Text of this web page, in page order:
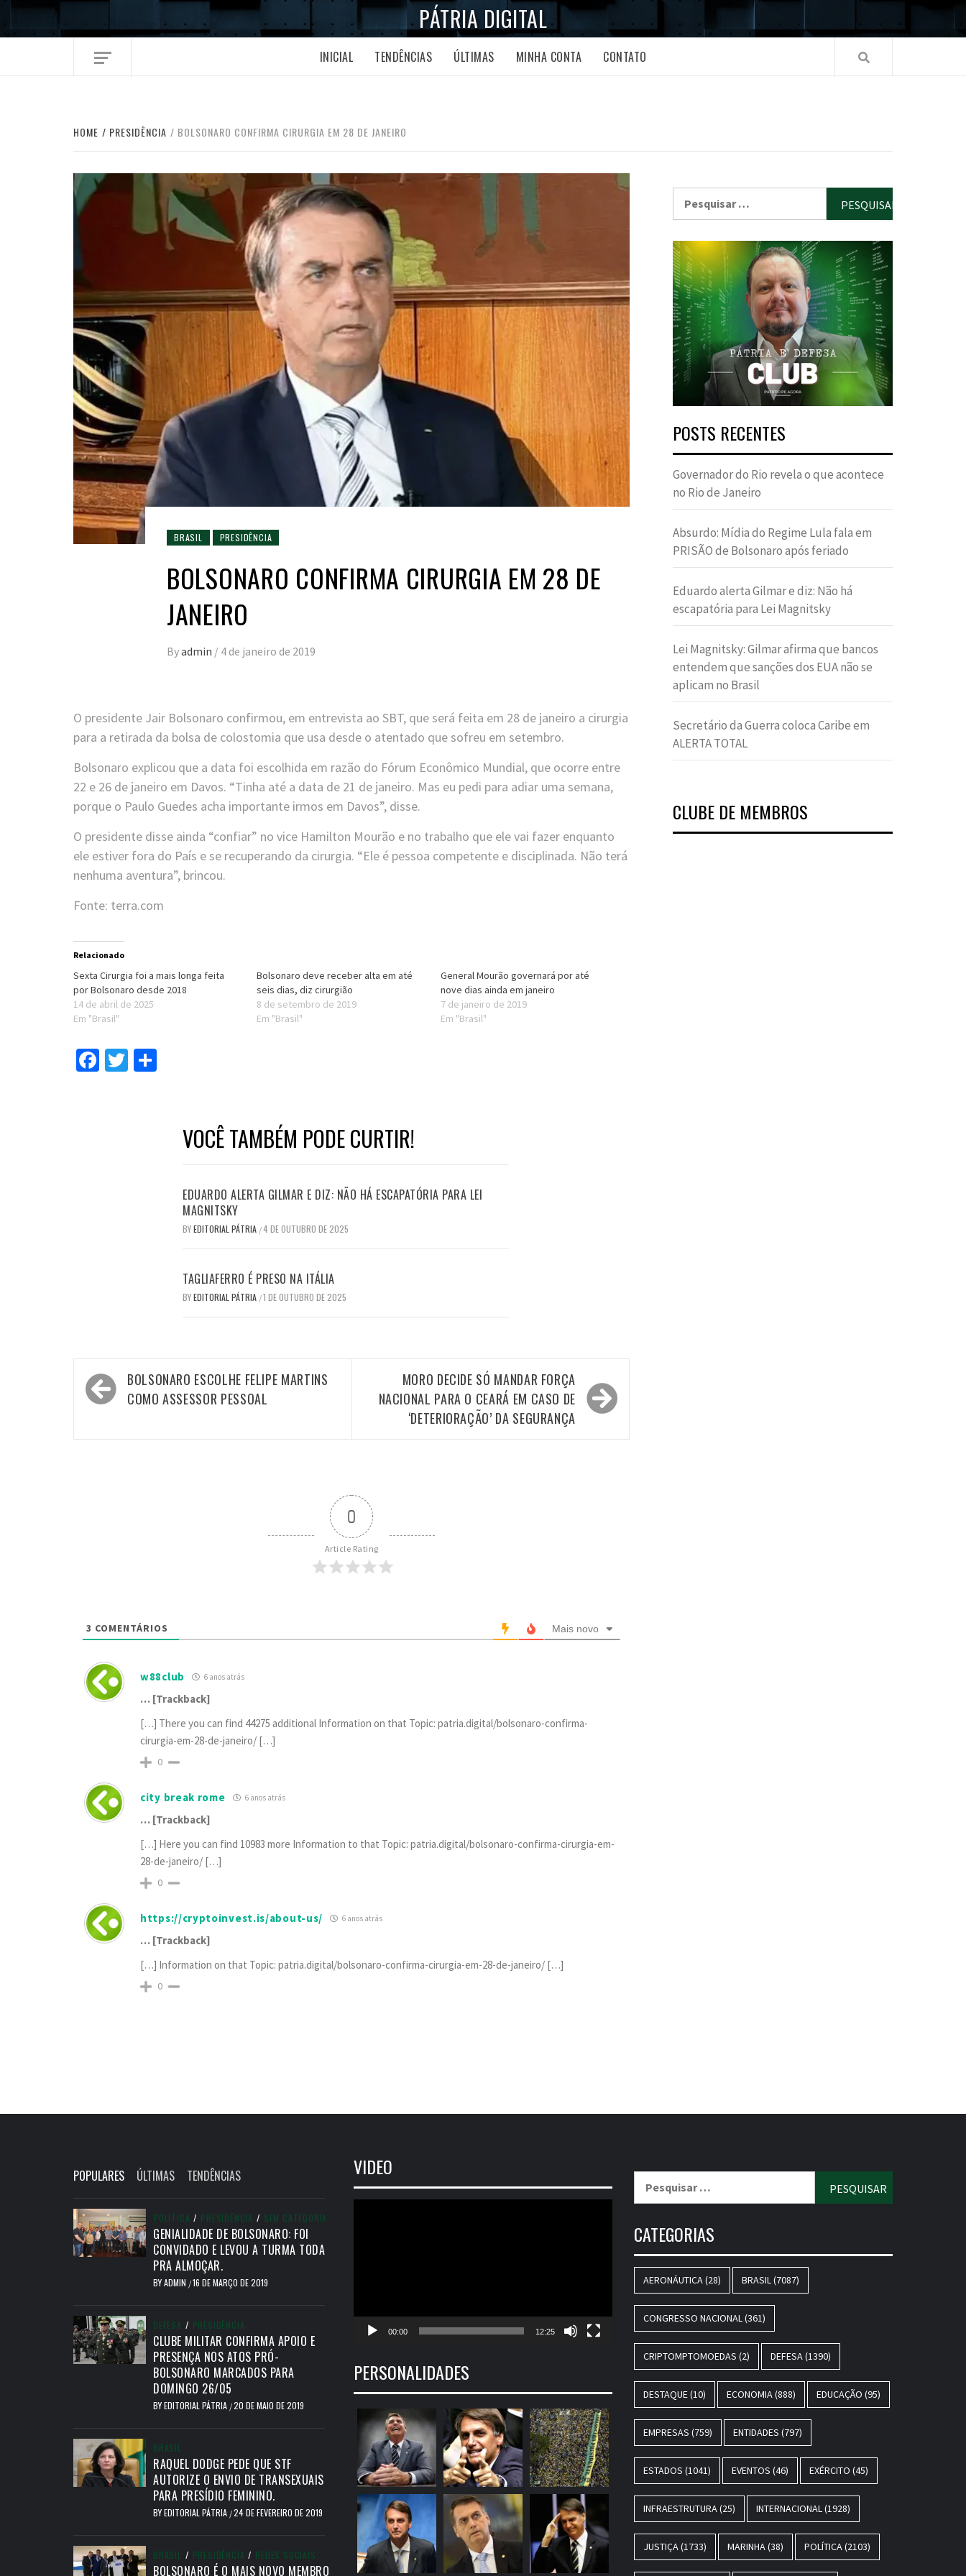
PÁTRIA DIGITAL
INICIAL TENDÊNCIAS ÚLTIMAS MINHA CONTA CONTATO
HOME PRESIDÊNCIA BOLSONARO CONFIRMA CIRURGIA EM 28 DE JANEIRO
BRASIL PRESIDÊNCIA
BOLSONARO CONFIRMA CIRURGIA EM 28 DE
JANEIRO
Byadmin / 4 de janeiro de 2019
O presidente Jair Bolsonaro confirmou, em entrevista ao SBT, que será feita em 28 de janeiro a cirurgia
para a retirada da bolsa de colostomia que usa desde o atentado que sofreu em setembro.
Bolsonaro explicou que a data foi escolhida em razão do Fórum Econômico Mundial, que ocorre entre
22 e 26 de janeiro em Davos. “Tinha até a data de 21 de janeiro. Mas eu pedi para adiar uma semana,
porque o Paulo Guedes acha importante irmos em Davos”, disse.
O presidente disse ainda “confiar” no vice Hamilton Mourão e no trabalho que ele vai fazer enquanto
ele estiver fora do País e se recuperando da cirurgia. “Ele é pessoa competente e disciplinada. Não terá
nenhuma aventura”, brincou.
Fonte: terra.com
Relacionado
Sexta Cirurgia foi a mais longa feita
por Bolsonaro desde 2018
14 de abril de 2025
Em "Brasil"
Bolsonaro deve receber alta em até
seis dias, diz cirurgião
8 de setembro de 2019
Em "Brasil"
General Mourão governará por até
nove dias ainda em janeiro
7 de janeiro de 2019
Em "Brasil"
Facebook
Twitter
VOCÊ TAMBÉM PODE CURTIR!
EDUARDO ALERTA GILMAR E DIZ: NÃO HÁ ESCAPATÓRIA PARA LEI
MAGNITSKY
BYEDITORIAL PÁTRIA /4 DE OUTUBRO DE 2025
TAGLIAFERRO É PRESO NA ITÁLIA
BYEDITORIAL PÁTRIA /1 DE OUTUBRO DE 2025
Navegação
de
BOLSONARO ESCOLHE FELIPE MARTINS
COMO ASSESSOR PESSOAL
MORO DECIDE SÓ MANDAR FORÇA
NACIONAL PARA O CEARÁ EM CASO DE
‘DETERIORAÇÃO’ DA SEGURANÇA
0
Article Rating
3 COMENTÁRIOS Mais novo
w88club 6 anos atrás
… [Trackback]
[…] There you can find 44275 additional Information on that Topic: patria.digital/bolsonaro-confirma-
cirurgia-em-28-de-janeiro/ […]
0
city break rome 6 anos atrás
… [Trackback]
[…] Here you can find 10983 more Information to that Topic: patria.digital/bolsonaro-confirma-cirurgia-em-
28-de-janeiro/ […]
0
https://cryptoinvest.is/about-us/ 6 anos atrás
… [Trackback]
[…] Information on that Topic: patria.digital/bolsonaro-confirma-cirurgia-em-28-de-janeiro/ […]
0
POSTS RECENTES
Governador do Rio revela o que acontece
no Rio de Janeiro
Absurdo: Mídia do Regime Lula fala em
PRISÃO de Bolsonaro após feriado
Eduardo alerta Gilmar e diz: Não há
escapatória para Lei Magnitsky
Lei Magnitsky: Gilmar afirma que bancos
entendem que sanções dos EUA não se
aplicam no Brasil
Secretário da Guerra coloca Caribe em
ALERTA TOTAL
CLUBE DE MEMBROS
POPULARES ÚLTIMAS TENDÊNCIAS
POLÍTICA / PRESIDÊNCIA / SEM CATEGORIA
GENIALIDADE DE BOLSONARO: FOI
CONVIDADO E LEVOU A TURMA TODA
PRA ALMOÇAR.
BYADMIN /16 DE MARÇO DE 2019
DEFESA / PRESIDÊNCIA
CLUBE MILITAR CONFIRMA APOIO E
PRESENÇA NOS ATOS PRÓ-
BOLSONARO MARCADOS PARA
DOMINGO 26/05
BYEDITORIAL PÁTRIA /20 DE MAIO DE 2019
BRASIL
RAQUEL DODGE PEDE QUE STF
AUTORIZE O ENVIO DE TRANSEXUAIS
PARA PRESÍDIO FEMININO.
BYEDITORIAL PÁTRIA /24 DE FEVEREIRO DE 2019
BRASIL / PRESIDÊNCIA / REDES SOCIAIS
BOLSONARO É O MAIS NOVO MEMBRO
VIDEO
00:00 12:25
PERSONALIDADES
CATEGORIAS
AERONÁUTICA(28) BRASIL(7087)
CONGRESSO NACIONAL(361)
CRIPTOMPTOMOEDAS (2) DEFESA(1390)
DESTAQUE(10) ECONOMIA(888) EDUCAÇÃO (95)
EMPRESAS (759) ENTIDADES (797)
ESTADOS (1041) EVENTOS (46) EXÉRCITO (45)
INFRAESTRUTURA(25) INTERNACIONAL(1928)
JUSTIÇA(1733) MARINHA(38) POLÍTICA(2103)